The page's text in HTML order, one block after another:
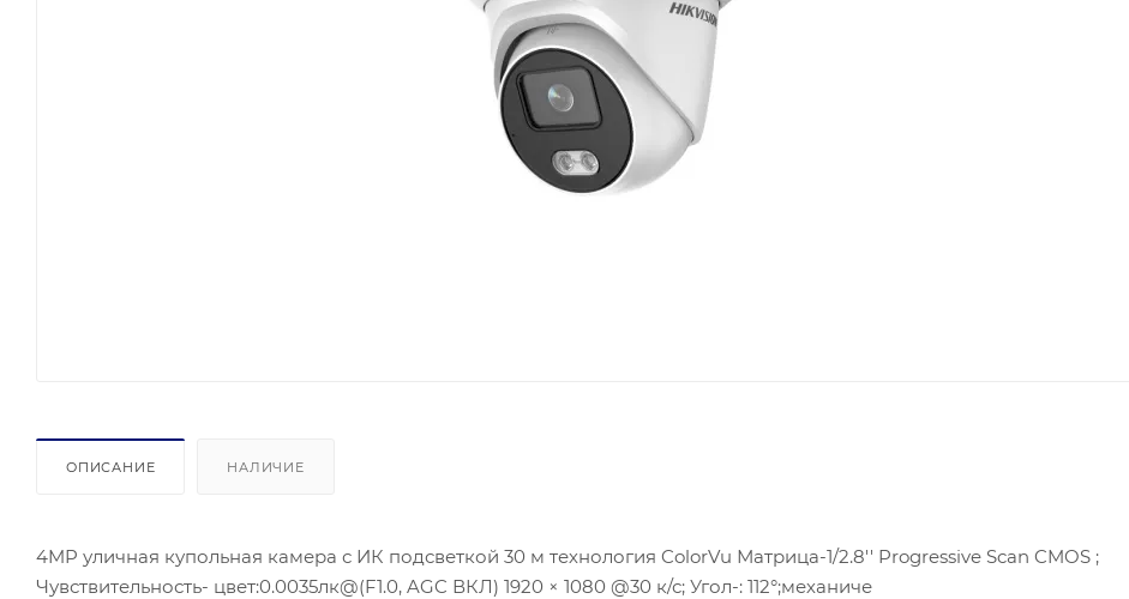
ОПИСАНИЕ НАЛИЧИЕ
4MP уличная купольная камера с ИК подсветкой 30 м технология ColorVu Матрица-1/2.8'' Progressive Scan CMOS ;
Чувствительность- цвет:0.0035лк@(F1.0, AGC ВКЛ) 1920 × 1080 @30 к/с; Угол-: 112°;механиче